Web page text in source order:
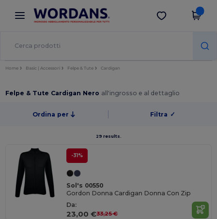
× App Wordans
Prezzi migliori sull'app!
Scarica app
Home Basic | Accessori Felpe & Tute Cardigan
Felpe & Tute Cardigan Nero all'ingrosso e al dettaglio
Ordina per Filtra ✓
29 results.
-31%
Sol's 00550
Gordon Donna Cardigan Donna Con Zip
Da:
23,00 €33,25 €